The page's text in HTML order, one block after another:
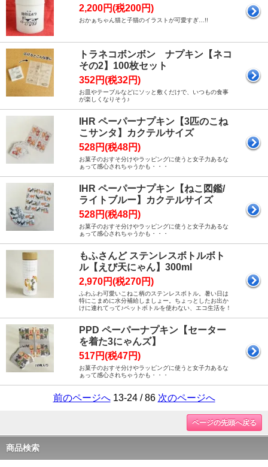
2,200円(税200円)
おかぁちゃん猫と子猫のイラストが可愛すぎ…!!
トラネコボンボン ナプキン【ネコ
その2】100枚セット
352円(税32円)
お皿やテーブルなどにソッと敷くだけで、いつもの食事
が楽しくなりそう♪
IHR ペーパーナプキン【3匹のこね
こサンタ】カクテルサイズ
528円(税48円)
お菓子のおすそ分けやラッピングに使うと女子力あるな
ぁって感心されちゃうかも・・・
IHR ペーパーナプキン【ねこ図鑑/
ライトブルー】カクテルサイズ
528円(税48円)
お菓子のおすそ分けやラッピングに使うと女子力あるな
ぁって感心されちゃうかも・・・
もふさんど ステンレスボトルボト
ル【えび天にゃん】300ml
2,970円(税270円)
ふわふわ可愛いこねこ柄のステンレスボトル。暑い日は
特にこまめに水分補給しましょー。ちょっとしたお出か
けに連れてって♪ペットボトルを使わない、エコ生活を！
PPD ペーパーナプキン【セーター
を着た3にゃんズ】
517円(税47円)
お菓子のおすそ分けやラッピングに使うと女子力あるな
ぁって感心されちゃうかも・・・
前のページへ13-24 / 86 次のページへ
ページの先頭へ戻る
商品検索